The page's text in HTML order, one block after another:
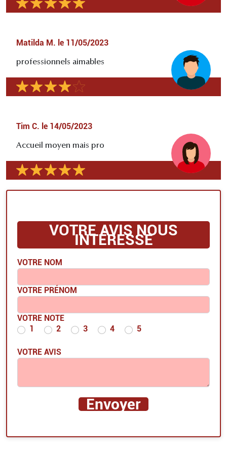
Matilda M. le 11/05/2023
professionnels aimables
Tim C. le 14/05/2023
Accueil moyen mais pro
VOTRE AVIS NOUS
INTÉRESSE
VOTRE NOM
VOTRE PRÉNOM
VOTRE NOTE
1
2 3 4 5
VOTRE AVIS